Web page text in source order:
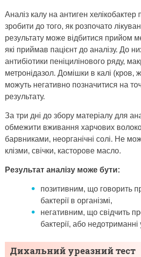
Аналіз калу на антиген хелікобактер
зробити до того, як розпочато
результату може відбитися прийом
які приймав пацієнт до аналізу. До
антибіотики пеніцилінового ряду,
метронідазол. Домішки в калі (кров,
можуть негативно позначитися на
результату.
За три дні до збору матеріалу для
обмежити вживання харчових
барвниками, неорганічні солі. Не
клізми, свічки, касторове масло.
Результат аналізу може бути:
позитивним, що говорить
бактерії в організмі,
негативним, що свідчить
бактерії, або недотриманні
Дихальний уреазний тест